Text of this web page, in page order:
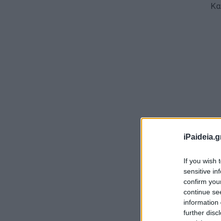
If you wish
sensitive
confirm
continue
information
further